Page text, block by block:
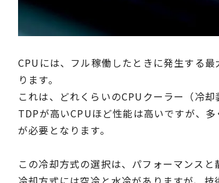
CPUには、フル稼働したときに発生する
ります。
これは、どれくらいのCPUクーラー（冷
TDPが高いCPUほど性能は高いですが、
が必要となります。
この冷却方式の選択は、パフォーマンスと